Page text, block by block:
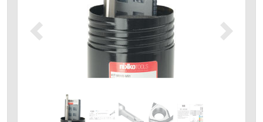
Précédent Suivant